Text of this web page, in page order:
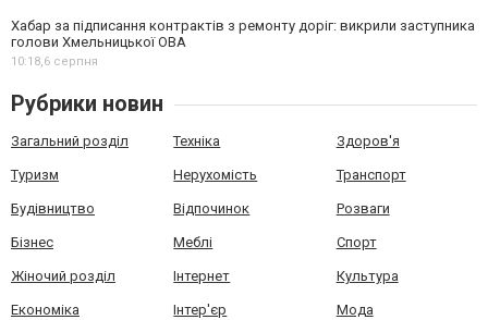
Хабар за підписання контрактів з ремонту доріг: викрили заступника
голови Хмельницької ОВА
10:18,6 серпня
Рубрики новин
Загальний розділ Техніка Здоров'я
Туризм Нерухомість Транспорт
Будівництво Відпочинок Розваги
Бізнес Меблі Спорт
Жіночий розділ Інтернет Культура
Економіка Інтер'єр Мода